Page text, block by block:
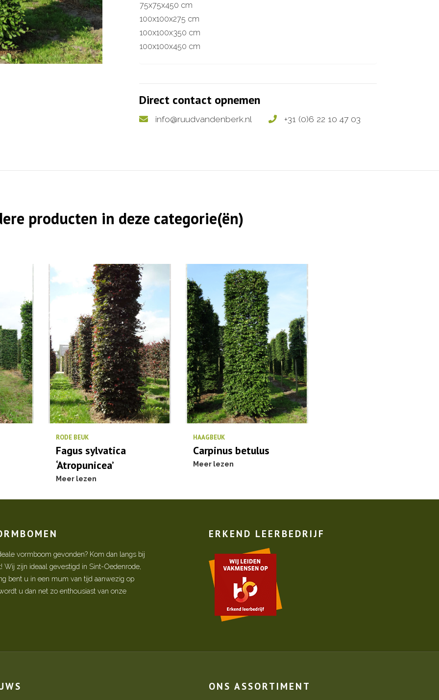
75x75x450 cm
100x100x275 cm
100x100x350 cm
100x100x450 cm
Direct contact opnemen
info@ruudvandenberk.nl +31 (0)6 22 10 47 03
producten in deze categorie(ën)
RODE BEUK
Fagus sylvatica
‘Atropunicea’
Meer lezen
HAAGBEUK
Carpinus betulus
Meer lezen
vormboom gevonden? Kom dan langs bij
zijn ideaal gevestigd in Sint-Oedenrode,
bent u in een mum van tijd aanwezig op
u dan net zo enthousiast van onze
ERKEND LEERBEDRIJF
ONS ASSORTIMENT